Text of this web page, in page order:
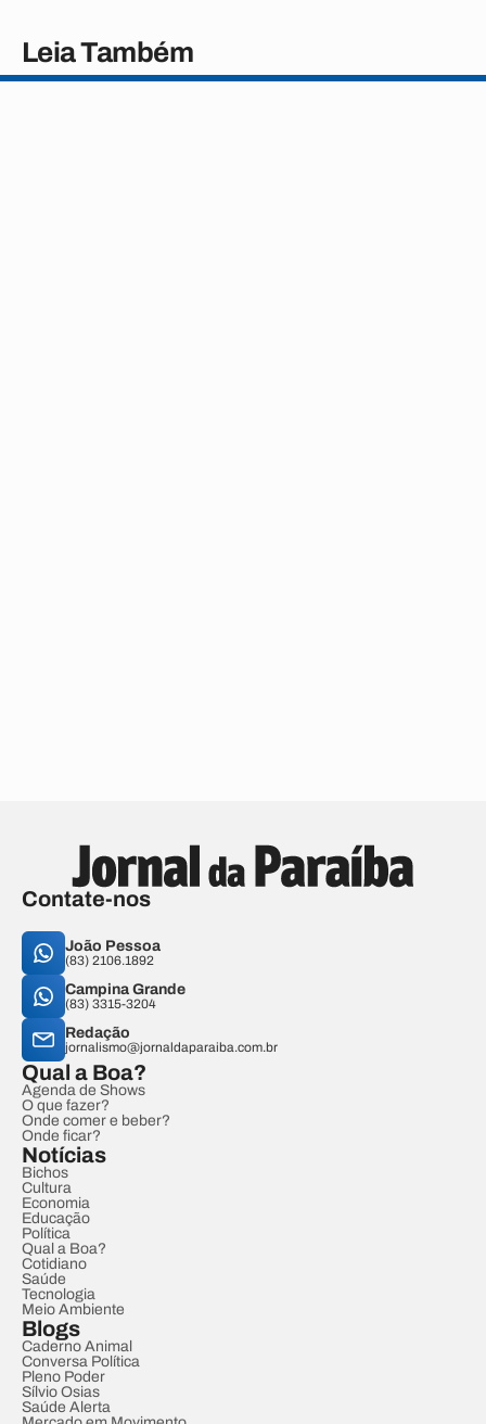
Leia Também
Contate-nos
João Pessoa
(83) 2106.1892
Campina Grande
(83) 3315-3204
Redação
jornalismo@jornaldaparaiba.com.br
Qual a Boa?
Agenda de Shows
O que fazer?
Onde comer e beber?
Onde ficar?
Notícias
Bichos
Cultura
Economia
Educação
Política
Qual a Boa?
Cotidiano
Saúde
Tecnologia
Meio Ambiente
Blogs
Caderno Animal
Conversa Política
Pleno Poder
Sílvio Osias
Saúde Alerta